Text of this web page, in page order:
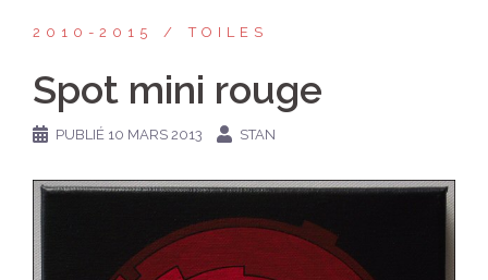
2010-2015 TOILES
Spot mini rouge
PUBLIÉ 10 MARS 2013 STAN